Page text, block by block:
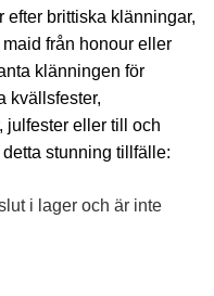
efter brittiska klänningar,
från honour eller
klänningen för
kvällsfester,
julfester eller till och
stunning tillfälle:
i lager och är inte